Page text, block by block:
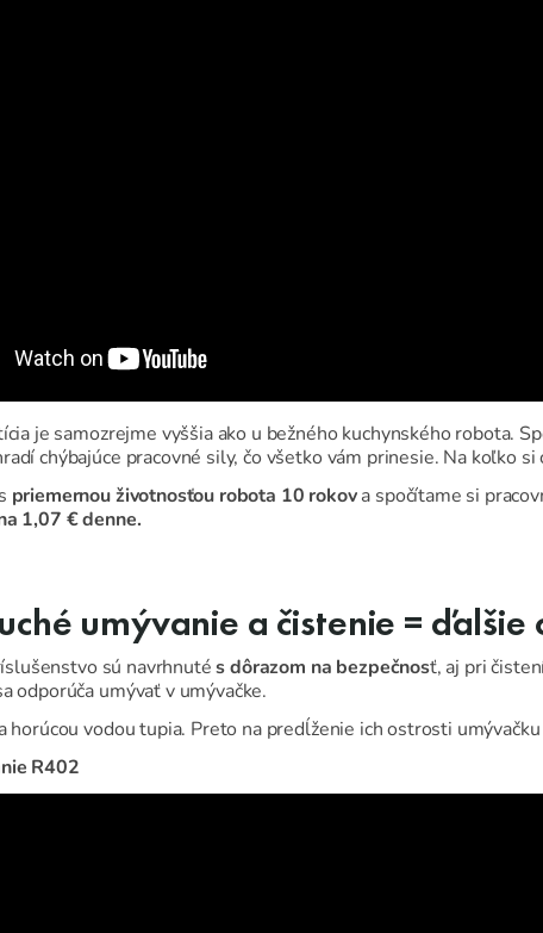
je samozrejme vyššia ako u bežného kuchynského robota.
chýbajúce pracovné sily, čo všetko vám prinesie. Na koľko
priemernou životnosťou robota 10 rokova spočítame si
1,07 € denne.
umývanie a čistenie =
sú navrhnutés dôrazom na bezpečnosť, aj pri
odporúča umývať v umývačke.
horúcou vodou tupia. Preto na predĺženie ich ostrosti
R402